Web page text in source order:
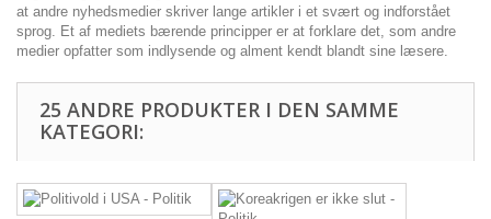
at andre nyhedsmedier skriver lange artikler i et svært og indforstået
sprog. Et af mediets bærende principper er at forklare det, som andre
medier opfatter som indlysende og alment kendt blandt sine læsere.
25 ANDRE PRODUKTER I DEN SAMME
KATEGORI: